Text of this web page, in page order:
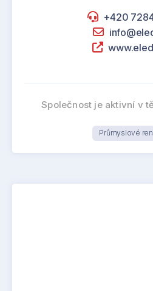
+420
Společnost je aktivní v
Průmyslové